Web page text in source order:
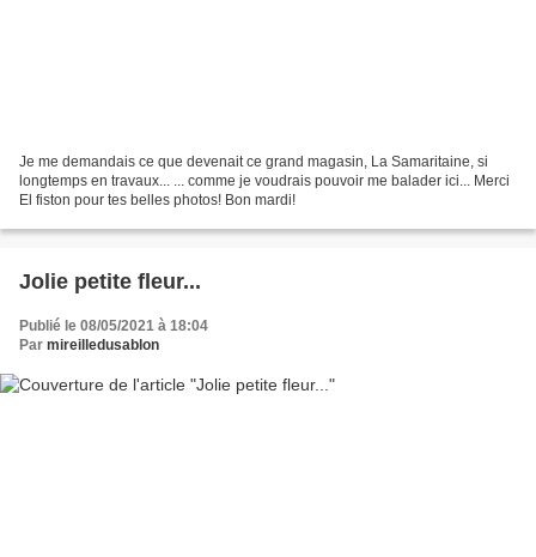
Je me demandais ce que devenait ce grand magasin, La Samaritaine, si
longtemps en travaux... ... comme je voudrais pouvoir me balader ici... Merci
El fiston pour tes belles photos! Bon mardi!
Jolie petite fleur...
Publié le 08/05/2021 à 18:04
Par mireilledusablon